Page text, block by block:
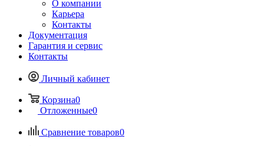
О компании
Карьера
Контакты
Документация
Гарантия и сервис
Контакты
Личный кабинет
Корзина0
Отложенные0
Сравнение товаров0